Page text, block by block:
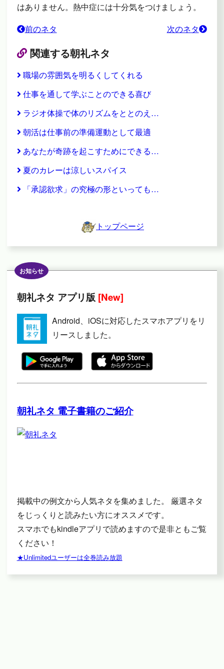
はありません。熱中症には十分気をつけましょう。
前のネタ
次のネタ
関連する朝礼ネタ
職場の雰囲気を明るくしてくれる
仕事を通して学ぶことのできる喜び
ラジオ体操で体のリズムをととのえ…
朝活は仕事前の準備運動として最適
あなたが奇跡を起こすためにできる…
夏のカレーは涼しいスパイス
「承認欲求」の究極の形といっても…
トップページ
お知らせ
朝礼ネタ アプリ版 [New]
Android、iOSに対応したスマホアプリをリ
リースしました。
朝礼ネタ 電子書籍のご紹介
掲載中の例文から人気ネタを集めました。 厳選ネタ
をじっくりと読みたい方にオススメです。
スマホでもkindleアプリで読めますので是非ともご覧
ください！
★Unlimitedユーザーは全巻読み放題